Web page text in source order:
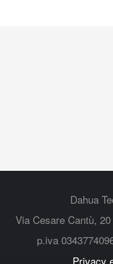
Dahua
Via Cesare Cantù,
p.iva
Privacy